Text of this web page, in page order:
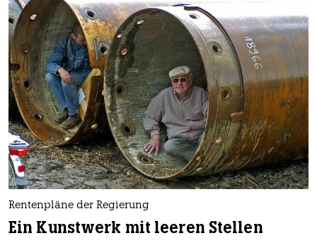
Rentenpläne der Regierung
Ein Kunstwerk mit leeren Stellen